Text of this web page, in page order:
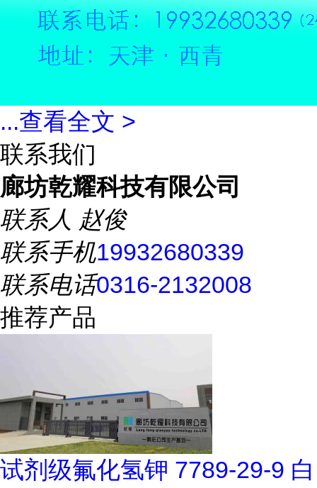
...查看全文 >
联系我们
廊坊乾耀科技有限公司
联系人 赵俊
联系手机19932680339
联系电话0316-2132008
推荐产品
试剂级氟化氢钾 7789-29-9 白